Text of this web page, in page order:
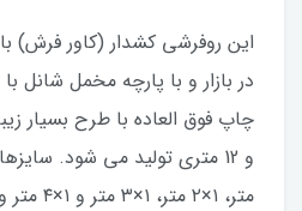
این روفرشی کشدار (کاور فرش)
در بازار و با پارچه مخمل شانل
متر،